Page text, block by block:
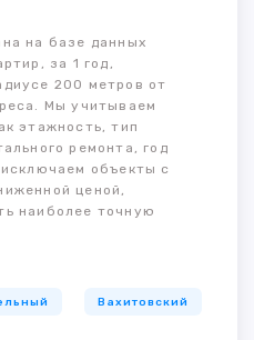
на базе данных
за 1 год,
200 метров от
Мы учитываем
этажность, тип
ремонта, год
объекты с
ценой,
наиболее точную
Вахитовский